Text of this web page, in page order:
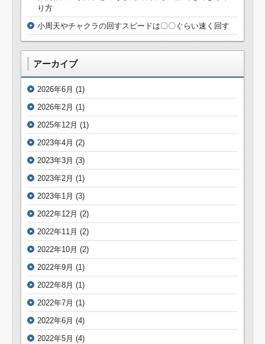
り方
小周天やチャクラの回すスピードは〇〇ぐらい速く回す
アーカイブ
2026年6月 (1)
2026年2月 (1)
2025年12月 (1)
2023年4月 (2)
2023年3月 (3)
2023年2月 (1)
2023年1月 (3)
2022年12月 (2)
2022年11月 (2)
2022年10月 (2)
2022年9月 (1)
2022年8月 (1)
2022年7月 (1)
2022年6月 (4)
2022年5月 (4)